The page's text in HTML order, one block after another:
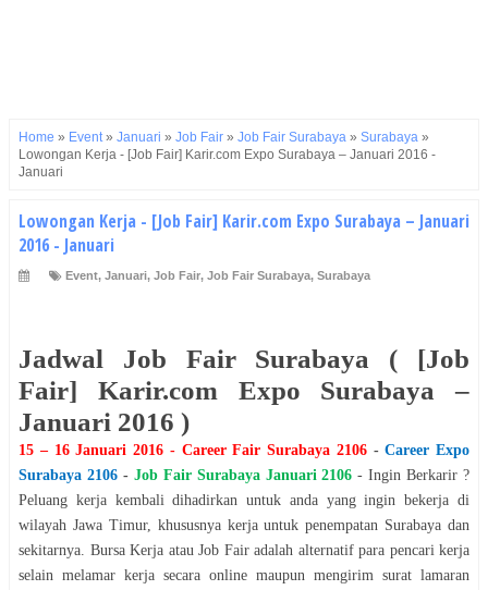
Home » Event» Januari » Job Fair » Job Fair Surabaya » Surabaya »
Lowongan Kerja - [Job Fair] Karir.com Expo Surabaya – Januari 2016 -
Januari
Lowongan Kerja - [Job Fair] Karir.com Expo Surabaya – Januari
2016 - Januari
Event, Januari, Job Fair, Job Fair Surabaya, Surabaya
Jadwal Job Fair Surabaya ( [Job
Fair] Karir.com Expo Surabaya –
Januari 2016 )
15 – 16 Januari 2016 - Career Fair Surabaya 2106-Career Expo
Surabaya 2106- Job Fair Surabaya Januari 2106 - Ingin Berkarir ?
Peluang kerja kembali dihadirkan untuk anda yang ingin bekerja di
wilayah Jawa Timur, khususnya kerja untuk penempatan Surabaya dan
sekitarnya. Bursa Kerja atau Job Fair adalah alternatif para pencari kerja
selain melamar kerja secara online maupun mengirim surat lamaran